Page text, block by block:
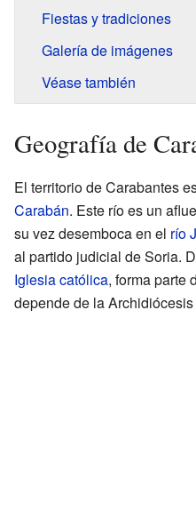
Fiestas y tradiciones
Galería de imágenes
Véase también
Geografía de
El territorio de Carabantes
Carabán. Este río es un
su vez desemboca en el río
al partido judicial de Soria.
Iglesia católica, forma parte
depende de la